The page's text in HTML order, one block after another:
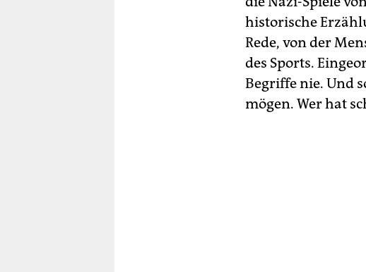
historische
Rede, von der
des Sports.
Begriffe nie. Und
mögen. Wer hat